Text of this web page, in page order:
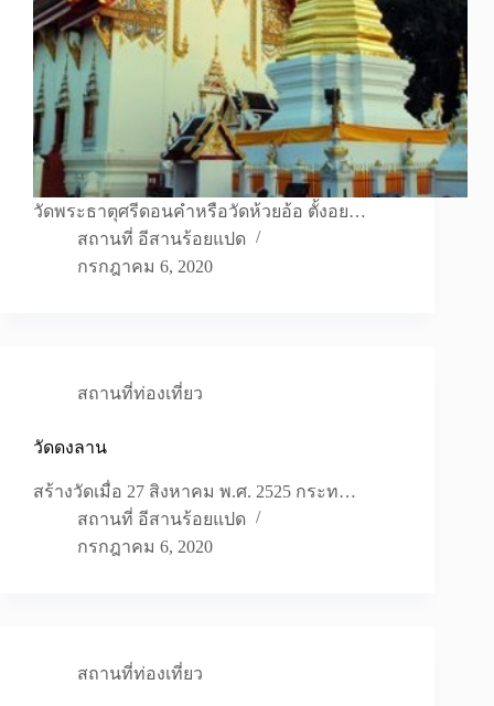
วัดพระธาตุศรีดอนคำหรือวัดห้วยอ้อ ตั้งอย…
สถานที่ อีสานร้อยแปด
กรกฎาคม 6, 2020
สถานที่ท่องเที่ยว
วัดดงลาน
สร้างวัดเมื่อ 27 สิงหาคม พ.ศ. 2525 กระท…
สถานที่ อีสานร้อยแปด
กรกฎาคม 6, 2020
สถานที่ท่องเที่ยว